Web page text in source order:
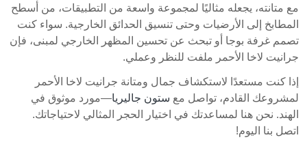
مع متانته، يجعله مثاليًا لمجموعة واسعة من التطبيقات، من أسطح
المطابخ إلى الأرضيات وحتى تنسيق الحدائق الخارجية. سواء كنت
تصمم غرفة بوجا أو تبحث عن تحسين المظهر الخارجي لمبنى، فإن
جرانيت لاخا الأحمر ملفت للنظر وعملي.
إذا كنت مستعدًا لاستكشاف جمال ومتانة جرانيت لاخا الأحمر
لمشروعك القادم، تواصل مع ستون جاليريا—مورد موثوق في
الهند. نحن هنا لمساعدتك في اختيار الحجر المثالي لاحتياجاتك.
اتصل بنا اليوم!